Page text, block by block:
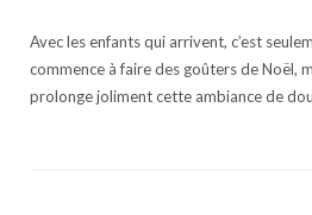
Avec les enfants qui arrivent, c’est
commence à faire des goûters de Noël,
prolonge joliment cette ambiance de